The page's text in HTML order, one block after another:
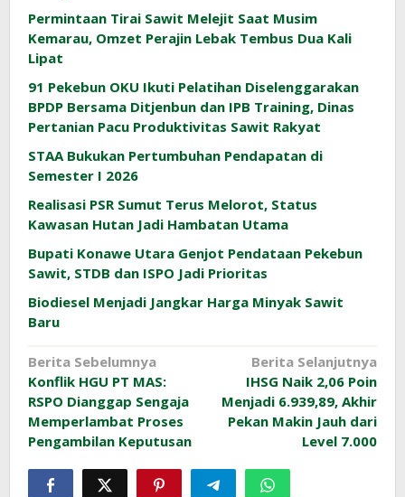
Permintaan Tirai Sawit Melejit Saat Musim
Kemarau, Omzet Perajin Lebak Tembus Dua Kali
Lipat
91 Pekebun OKU Ikuti Pelatihan Diselenggarakan
BPDP Bersama Ditjenbun dan IPB Training, Dinas
Pertanian Pacu Produktivitas Sawit Rakyat
STAA Bukukan Pertumbuhan Pendapatan di
Semester I 2026
Realisasi PSR Sumut Terus Melorot, Status
Kawasan Hutan Jadi Hambatan Utama
Bupati Konawe Utara Genjot Pendataan Pekebun
Sawit, STDB dan ISPO Jadi Prioritas
Biodiesel Menjadi Jangkar Harga Minyak Sawit
Baru
Navigasi
pos
Berita Sebelumnya
Konflik HGU PT MAS:
RSPO Dianggap Sengaja
Memperlambat Proses
Pengambilan Keputusan
Berita Selanjutnya
IHSG Naik 2,06 Poin
Menjadi 6.939,89, Akhir
Pekan Makin Jauh dari
Level 7.000